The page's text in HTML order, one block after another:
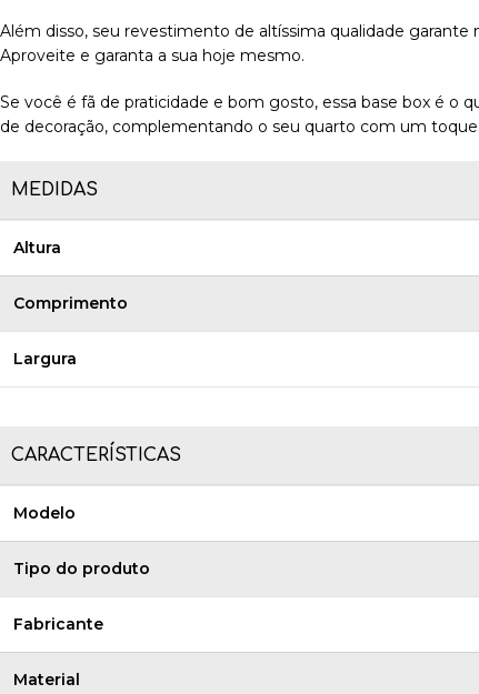
Além disso, seu revestimento de altíssima qualidade
Aproveite e garanta a sua hoje mesmo.
Se você é fã de praticidade e bom gosto, essa base box é o
de decoração, complementando o seu quarto com um
MEDIDAS
Altura
Comprimento
Largura
CARACTERÍSTICAS
Modelo
Tipo do produto
Fabricante
Material